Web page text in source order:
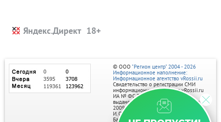
Яндекс.Директ
© ООО "Регион центр" 2004 - 2026
Информационное наполнение:
Информационное агентство vRossii.ru
Свидетельство о регистрации СМИ
информационного агентства vRossii.ru
ИА № ФС 77‑35502
выдано РОСКОМНАДЗОРом 04 марта
2009г.
И. О. Главного редактора Нарыков А. Н.
Баннеры на портале размещаются на